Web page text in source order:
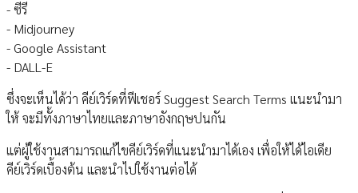
- ซีรี
- Midjourney
- Google Assistant
- DALL-E
ซึ่งจะเห็นได้ว่า คีย์เวิร์ดที่ฟีเชอร์ Suggest Search Terms แนะนำมา
ให้ จะมีทั้งภาษาไทยและภาษาอังกฤษปนกัน
แต่ผู้ใช้งานสามารถแก้ไขคีย์เวิร์ดที่แนะนำมาได้เอง เพื่อให้ได้ไอเดีย
คีย์เวิร์ดเบื้องต้น และนำไปใช้งานต่อได้